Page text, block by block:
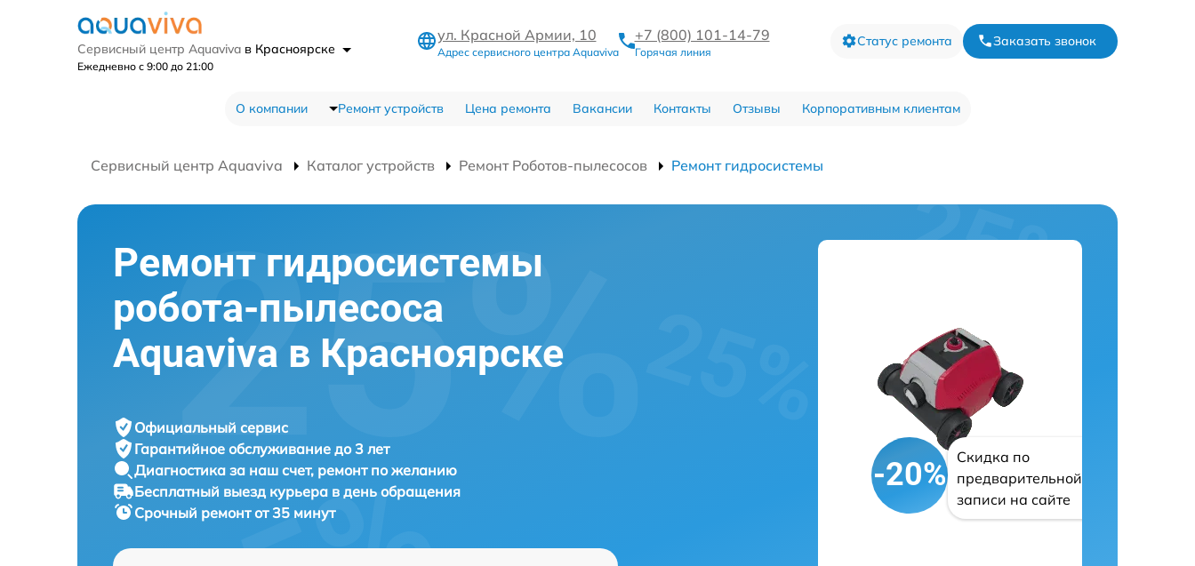
Сервисный центр Aquaviva в Красноярске
Ежедневно с 9:00 до 21:00
ул. Красной Армии, 10
Адрес сервисного центра Aquaviva
+7 (800) 101-14-79
Горячая линия
Статус ремонта Заказать звонок
О компании Ремонт устройств Цена ремонта Вакансии Контакты Отзывы Корпоративным клиентам
Сервисный центр Aquaviva Каталог устройств Ремонт Роботов-пылесосов Ремонт гидросистемы
Ремонт гидросистемы
робота-пылесоса
Aquaviva в Красноярске
Официальный сервис
Гарантийное обслуживание до 3 лет
Диагностика за наш счет, ремонт по желанию
Бесплатный выезд курьера в день обращения
Срочный ремонтот 35 минут
-20%
Скидка по
предварительной
записи на сайте